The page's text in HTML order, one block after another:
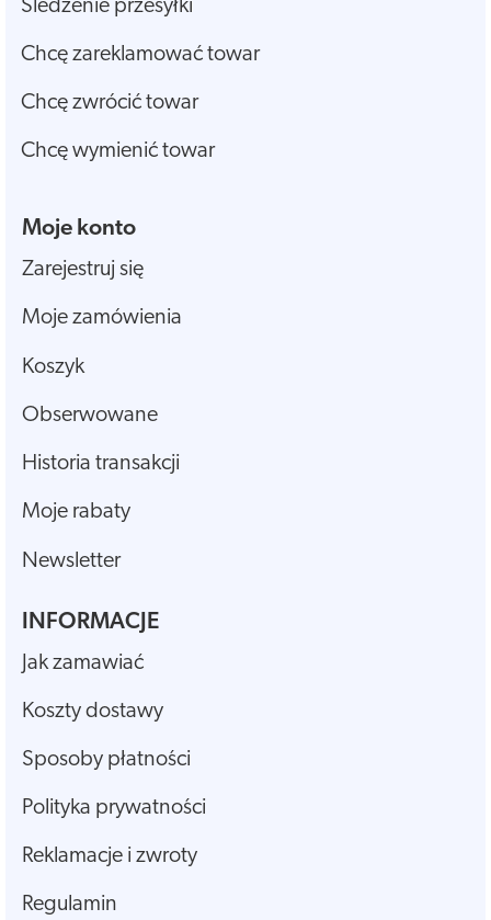
Śledzenie przesyłki
Chcę zareklamować towar
Chcę zwrócić towar
Chcę wymienić towar
Moje konto
Zarejestruj się
Moje zamówienia
Koszyk
Obserwowane
Historia transakcji
Moje rabaty
Newsletter
INFORMACJE
Jak zamawiać
Koszty dostawy
Sposoby płatności
Polityka prywatności
Reklamacje i zwroty
Regulamin